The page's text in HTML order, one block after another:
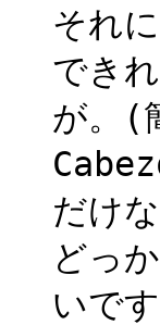
それ
でき
が。(
だけ
どっ
いです